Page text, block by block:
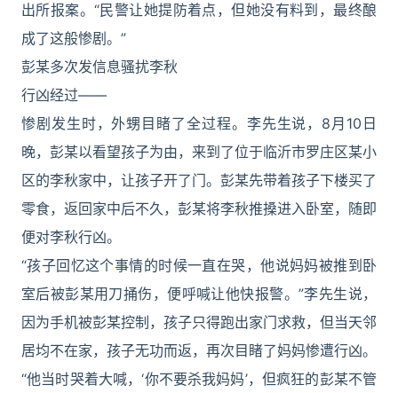
出所报案。“民警让她提防着点，但她没有料到，最终酿
成了这般惨剧。”
彭某多次发信息骚扰李秋
行凶经过——
惨剧发生时，外甥目睹了全过程。李先生说，8月10日
晚，彭某以看望孩子为由，来到了位于临沂市罗庄区某小
区的李秋家中，让孩子开了门。彭某先带着孩子下楼买了
零食，返回家中后不久，彭某将李秋推搡进入卧室，随即
便对李秋行凶。
“孩子回忆这个事情的时候一直在哭，他说妈妈被推到卧
室后被彭某用刀捅伤，便呼喊让他快报警。”李先生说，
因为手机被彭某控制，孩子只得跑出家门求救，但当天邻
居均不在家，孩子无功而返，再次目睹了妈妈惨遭行凶。
“他当时哭着大喊，‘你不要杀我妈妈’，但疯狂的彭某不管